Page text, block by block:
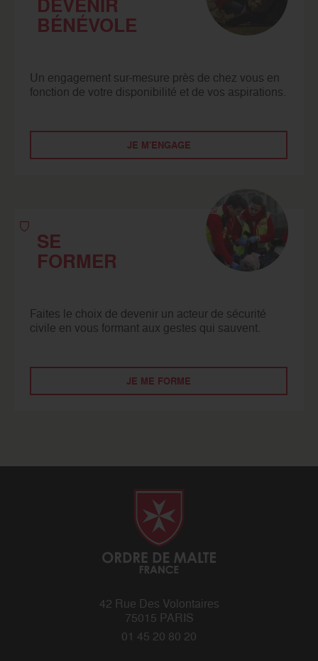
DEVENIR
BÉNÉVOLE
Un engagement sur-mesure près de chez vous en
fonction de votre disponibilité et de vos aspirations.
JE M'ENGAGE
SE
FORMER
Faites le choix de devenir un acteur de sécurité
civile en vous formant aux gestes qui sauvent.
JE ME FORME
42 Rue Des Volontaires
75015 PARIS
01 45 20 80 20